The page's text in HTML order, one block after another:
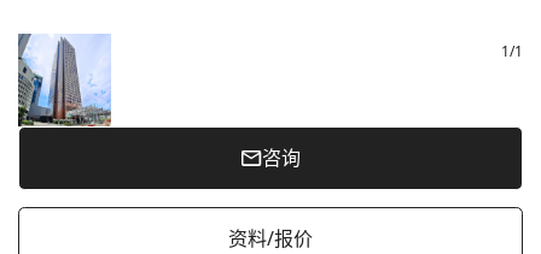
1/1
咨询
资料/报价